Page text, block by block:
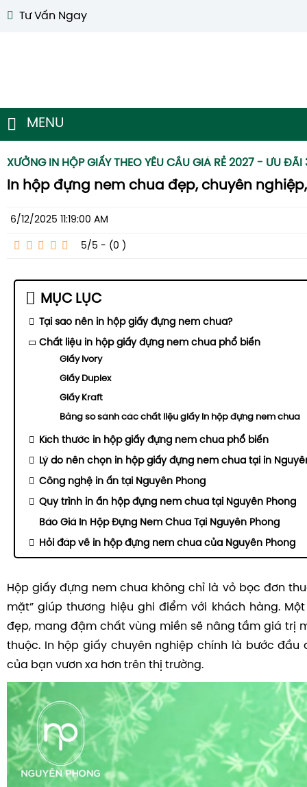
Tư Vấn Ngay
MENU
XƯỞNG IN HỘP GIẤY THEO YÊU CẦU GIÁ RẺ 2027 - ƯU ĐÃI
In hộp đựng nem chua đẹp, chuyên
6/12/2025 11:19:00 AM
5/5 - (0 )
MỤC LỤC
Tại sao nên in hộp giấy đựng nem chua?
Chất liệu in hộp giấy đựng nem chua phổ biến
Giấy Ivory
Giấy Duplex
Giấy Kraft
Bảng so sánh các chất liệu giấy in hộp đựng nem chua
Kích thước in hộp giấy đựng nem chua phổ biến
Lý do nên chọn in hộp giấy đựng nem chua tại in
Công nghệ in ấn tại Nguyên Phong
Quy trình in ấn hộp đựng nem chua tại Nguyên Phong
Báo Giá In Hộp Đựng Nem Chua Tại Nguyên Phong
Hỏi đáp về in hộp đựng nem chua của Nguyên Phong
Hộp giấy đựng nem chua không chỉ là vỏ bọc đơn
mặt” giúp thương hiệu ghi điểm với khách hàng.
đẹp, mang đậm chất vùng miền sẽ nâng tầm giá trị
thuộc. In hộp giấy chuyên nghiệp chính là bước đầu
của bạn vươn xa hơn trên thị trường.